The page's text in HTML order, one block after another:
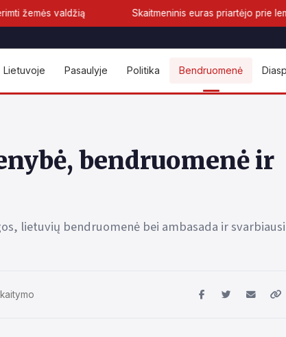
Skaitmeninis euras priartėjo prie lemiamo etapo:
Lietuvoje Pasaulyje Politika Bendruomenė
bendruomenė ir
lietuvių bendruomenė bei ambasada ir svarbiausi